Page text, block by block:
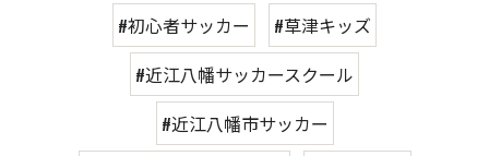
#初心者サッカー
#草津キッズ
#近江八幡サッカースクール
#近江八幡市サッカー